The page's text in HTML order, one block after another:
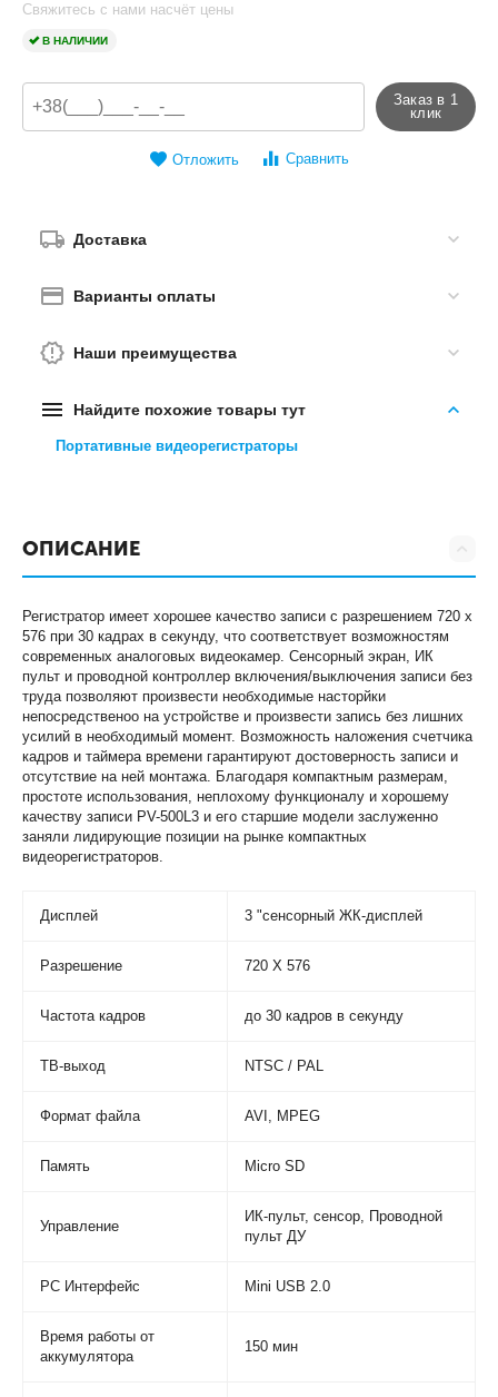
Свяжитесь с нами насчёт цены
В НАЛИЧИИ
Заказ в 1
клик
Отложить Сравнить
Доставка
Варианты оплаты
Наши преимущества
Найдите похожие товары тут
Портативные видеорегистраторы
ОПИСАНИЕ
Регистратор имеет хорошее качество записи с разрешением 720 х
576 при 30 кадрах в секунду, что соответствует возможностям
современных аналоговых видеокамер. Сенсорный экран, ИК
пульт и проводной контроллер включения/выключения записи без
труда позволяют произвести необходимые насторйки
непосредственоо на устройстве и произвести запись без лишних
усилий в необходимый момент. Возможность наложения счетчика
кадров и таймера времени гарантируют достоверность записи и
отсутствие на ней монтажа. Благодаря компактным размерам,
простоте использования, неплохому функционалу и хорошему
качеству записи PV-500L3 и его старшие модели заслуженно
заняли лидирующие позиции на рынке компактных
видеорегистраторов.
Дисплей 3 "сенсорный ЖК-дисплей
Разрешение 720 X 576
Частота кадров до 30 кадров в секунду
ТВ-выход NTSC / PAL
Формат файла AVI, MPEG
Память Micro SD
Управление
ИК-пульт, сенсор, Проводной
пульт ДУ
PC Интерфейс Mini USB 2.0
Время работы от
аккумулятора
150 мин